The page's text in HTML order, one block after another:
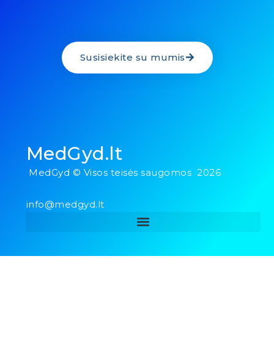
Susisiekite su mumis
MedGyd.lt
MedGyd © Visos teisės saugomos 2026
info@medgyd.lt